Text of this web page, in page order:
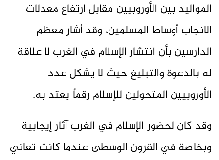
المواليد بين الأوروبيين مقابل ارتفاع معدلات
الانجاب أوساط المسلمين، وقد أشار معظم
الدارسين بأن انتشار الإسلام في الغرب لا علاقة
له بالدعوة والتبليغ حيث لا يشكل عدد
الأوروبيين المتحولين للإسلام رقماً يعتد به.
وقد كان لحضور الإسلام في الغرب آثار إيجابية
وبخاصة في القرون الوسطى عندما كانت تعاني